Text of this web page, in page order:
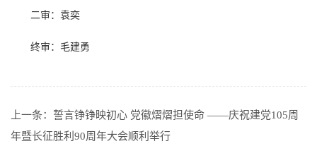
二审：袁奕
终审：毛建勇
上一条： 誓言铮铮映初心 党徽熠熠担使命 ——庆祝建党105周
年暨长征胜利90周年大会顺利举行